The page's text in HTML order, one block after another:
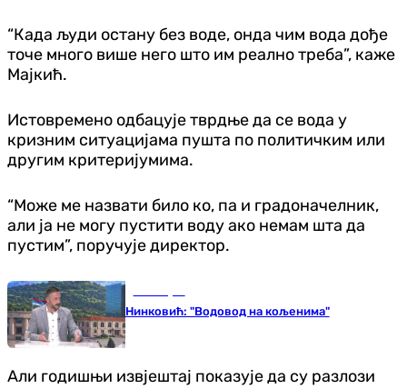
“Када људи остану без воде, онда чим вода дође
точе много више него што им реално треба”, каже
Мајкић.
Истовремено одбацује тврдње да се вода у
кризним ситуацијама пушта по политичким или
другим критеријумима.
“Може ме назвати било ко, па и градоначелник,
али ја не могу пустити воду ако немам шта да
пустим”, поручује директор.
Нинковић: "Водовод на кољенима"
Али годишњи извјештај показује да су разлози